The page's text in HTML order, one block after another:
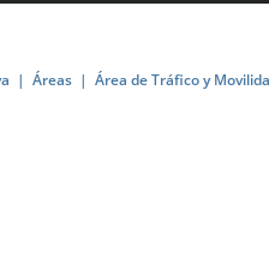
Áreas Área de Tráfico y